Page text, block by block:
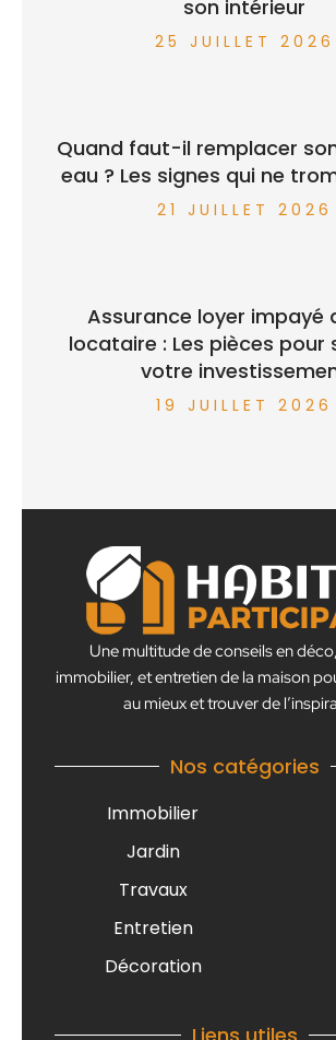
son intérieur
25 JUILLET 2026
Quand faut-il remplacer
eau ? Les signes qui ne
21 JUILLET 2026
Assurance loyer impayé
locataire : Les pièces pour
votre
19 JUILLET 2026
Une multitude de conseils en
immobilier, et entretien de la maison
au mieux et trouver de
Nos catégories
Immobilier
Jardin
Travaux
Entretien
Décoration